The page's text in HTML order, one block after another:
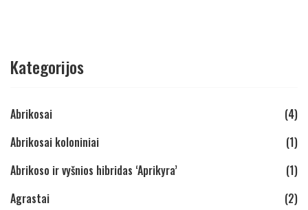
Kategorijos
Abrikosai
(4)
Abrikosai koloniniai
(1)
Abrikoso ir vyšnios hibridas ‘Aprikyra’
(1)
Agrastai
(2)